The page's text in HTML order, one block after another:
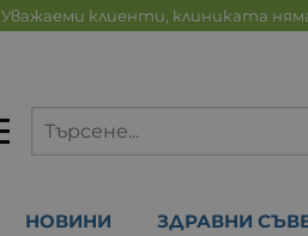
Уважаеми клиенти, клиниката
НОВИНИ ЗДРАВНИ